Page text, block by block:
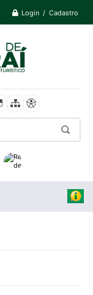
Login / Cadastro